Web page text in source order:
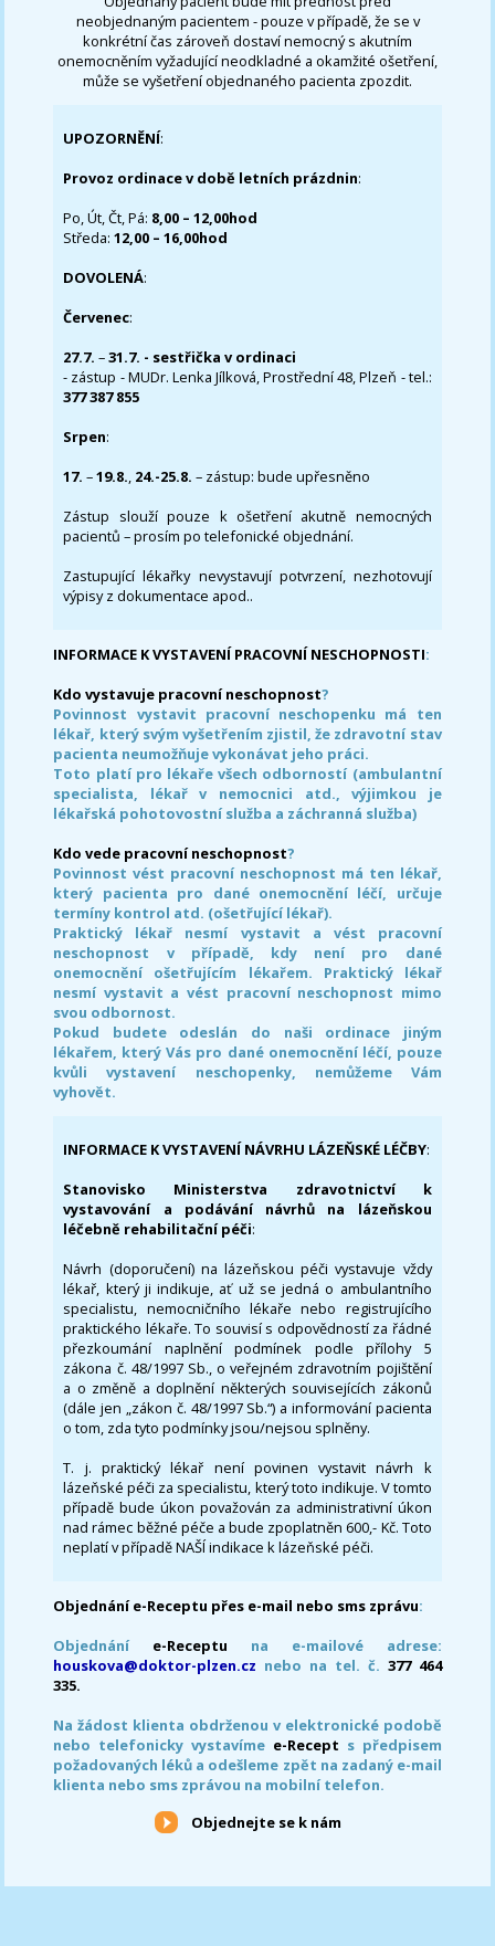
neobjednaným pacientem - pouze v případě, že se v
konkrétní čas zároveň dostaví nemocný s akutním
onemocněním vyžadující neodkladné a okamžité ošetření,
může se vyšetření objednaného pacienta zpozdit.
UPOZORNĚNÍ:
Provoz ordinace v době letních prázdnin:
Po, Út, Čt, Pá: 8,00 – 12,00hod
Středa:12,00 – 16,00hod
DOVOLENÁ:
Červenec:
27.7.–31.7. - sestřička v ordinaci
- zástup - MUDr. Lenka Jílková, Prostřední 48, Plzeň - tel.:
377 387 855
Srpen:
17. –19.8., 24.-25.8. – zástup: bude upřesněno
Zástup slouží pouze k ošetření akutně nemocných
pacientů – prosím po telefonické objednání.
Zastupující lékařky nevystavují potvrzení, nezhotovují
výpisy z dokumentace apod..
INFORMACE K VYSTAVENÍ PRACOVNÍ NESCHOPNOSTI:
Kdo vystavuje pracovní neschopnost?
Povinnost vystavit pracovní neschopenku má ten
lékař, který svým vyšetřením zjistil, že zdravotní stav
pacienta neumožňuje vykonávat jeho práci.
Toto platí pro lékaře všech odborností (ambulantní
specialista, lékař v nemocnici atd., výjimkou je
lékařská pohotovostní služba a záchranná služba)
Kdo vede pracovní neschopnost?
Povinnost vést pracovní neschopnost má ten lékař,
který pacienta pro dané onemocnění léčí, určuje
termíny kontrol atd. (ošetřující lékař).
Praktický lékař nesmí vystavit a vést pracovní
neschopnost v případě, kdy není pro dané
onemocnění ošetřujícím lékařem. Praktický lékař
nesmí vystavit a vést pracovní neschopnost mimo
svou odbornost.
Pokud budete odeslán do naši ordinace jiným
lékařem, který Vás pro dané onemocnění léčí, pouze
kvůli vystavení neschopenky, nemůžeme Vám
vyhovět.
INFORMACE K VYSTAVENÍ NÁVRHU LÁZEŇSKÉ LÉČBY:
Stanovisko Ministerstva zdravotnictví k
vystavování a podávání návrhů na lázeňskou
léčebně rehabilitační péči:
Návrh (doporučení) na lázeňskou péči vystavuje vždy
lékař, který ji indikuje, ať už se jedná o ambulantního
specialistu, nemocničního lékaře nebo registrujícího
praktického lékaře. To souvisí s odpovědností za řádné
přezkoumání naplnění podmínek podle přílohy 5
zákona č. 48/1997 Sb., o veřejném zdravotním pojištění
a o změně a doplnění některých souvisejících zákonů
(dále jen „zákon č. 48/1997 Sb.“) a informování pacienta
o tom, zda tyto podmínky jsou/nejsou splněny.
T. j. praktický lékař není povinen vystavit návrh k
lázeňské péči za specialistu, který toto indikuje. V tomto
případě bude úkon považován za administrativní úkon
nad rámec běžné péče a bude zpoplatněn 600,- Kč. Toto
neplatí v případě NAŠÍ indikace k lázeňské péči.
Objednání e-Receptu přes e-mail nebo sms zprávu:
Objednání e-Receptu na e-mailové adrese:
houskova@doktor-plzen.cz nebo na tel. č. 377 464
335.
Na žádost klienta obdrženou v elektronické podobě
nebo telefonicky vystavíme e-Recept s předpisem
požadovaných léků a odešleme zpět na zadaný e-mail
klienta nebo sms zprávou na mobilní telefon.
Objednejte se k nám